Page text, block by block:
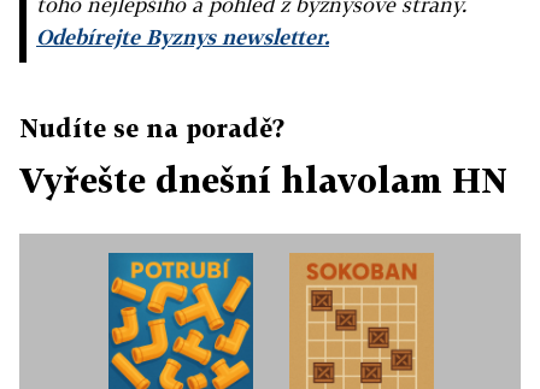
Odebírejte Byznys newsletter.
Nudíte se na poradě?
Vyřešte dnešní hlavolam HN